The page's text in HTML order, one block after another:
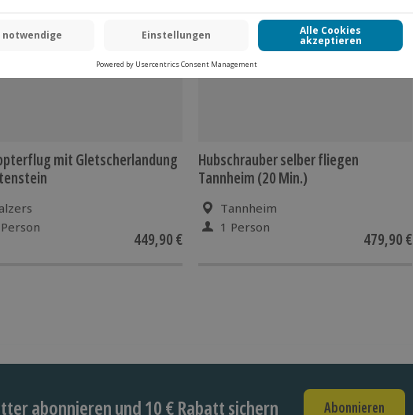
mit Gletscherlandung
449,90 €
Hubschrauber selber fliegen
Tannheim (20 Min.)
Tannheim
1 Person
479,90 €
abonnieren und 10 € Rabatt sichern Abonnieren